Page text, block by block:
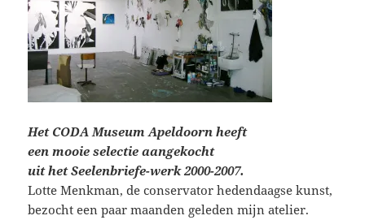
Het CODA Museum Apeldoorn heeft
een mooie selectie aangekocht
uit het Seelenbriefe-werk 2000-2007.
Lotte Menkman, de conservator hedendaagse kunst,
bezocht een paar maanden geleden mijn atelier.